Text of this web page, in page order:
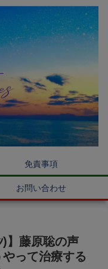
免責事項
お問い合わせ
】藤原聡の声
って治療する